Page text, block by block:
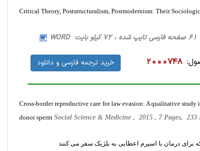
Critical Theory, Poststructuralism, Postmodernism: Their
2000748 خرید ترجمه فارسی و دانلود
Cross-border reproductive care for law evasion: A qualitative
donor sperm Social Science & Medicine , 2015 , 7 Pages, 233
برای درمان با اسپرم اعطایی به بلژیک سفر می کنند